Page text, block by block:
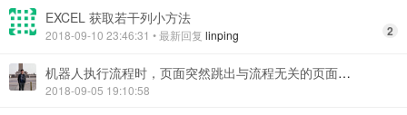
EXCEL 获取若干列小方法
2018-09-10 23:46:31 • 最新回复 linping 2
机器人执行流程时，页面突然跳出与流程无关的页面并挡住机器人下一步流程问题的解决方案
2018-09-05 19:10:58